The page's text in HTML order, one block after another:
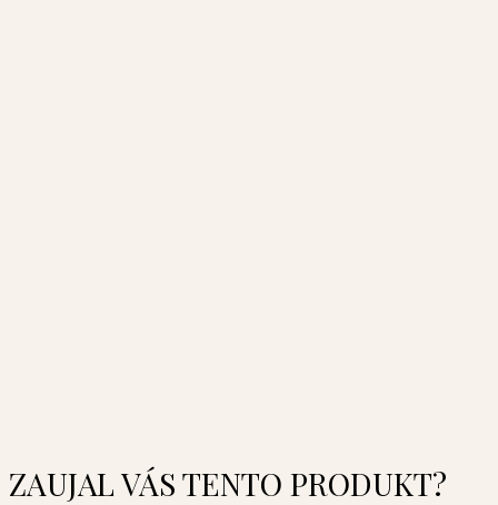
ZAUJAL VÁS TENTO PRODUKT?